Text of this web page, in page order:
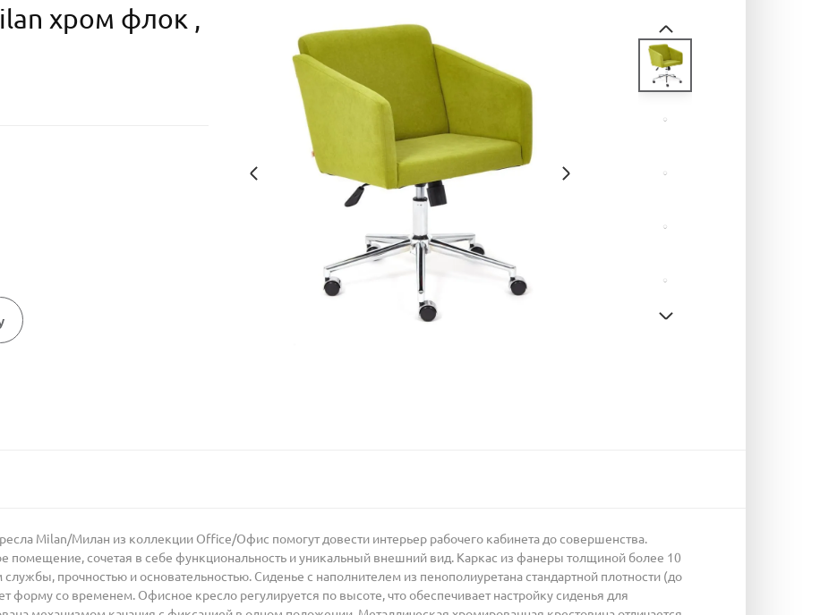
хром флок ,
Milan/Милан из коллекции Office/Офис помогут довести интерьер рабочего кабинета до совершенства.
помещение, сочетая в себе функциональность и уникальный внешний вид. Каркас из фанеры толщиной более 10
прочностью и основательностью. Сиденье с наполнителем из пенополиуретана стандартной плотности (до
форму со временем. Офисное кресло регулируется по высоте, что обеспечивает настройку сиденья для